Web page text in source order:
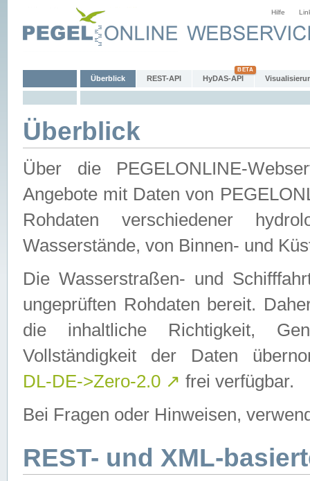
Hilfe
Überblick REST-API HyDAS-API
Überblick
Über die PEGELONLINE-
Angebote mit Daten von
Rohdaten verschiedener
Wasserstände, von Binnen- und
Die Wasserstraßen- und
ungeprüften Rohdaten bereit.
die inhaltliche Richtigkeit,
Vollständigkeit der Daten
DL-DE->Zero-2.0 ↗ frei verfügbar.
Bei Fragen oder Hinweisen,
REST- und XML-